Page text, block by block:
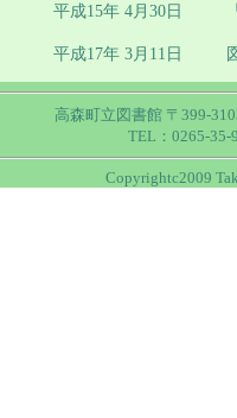
平成15年 4月30日
平成17年 3月11日
高森町立図書館 〒399-
TEL：0265-
Copyrightc2009